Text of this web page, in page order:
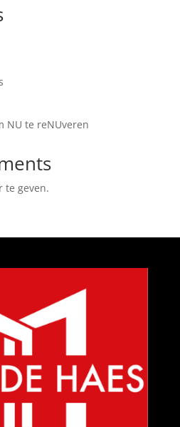
NU te reNUveren
te geven.